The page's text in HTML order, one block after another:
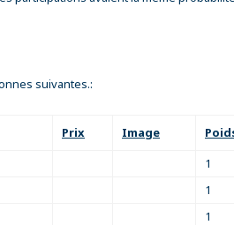
suivantes.:
Prix Image
1
1
1